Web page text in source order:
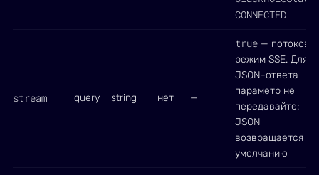
CONNECTED
stream query string нет —
true —
режим SSE. Для
JSON-ответа
параметр не
передавайте:
JSON
возвращается по
умолчанию